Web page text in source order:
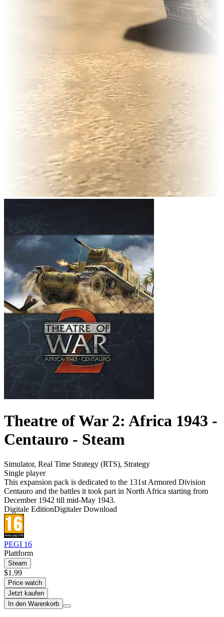
Theatre of War 2: Africa 1943 -
Centauro - Steam
Simulator, Real Time Strategy (RTS), Strategy
Single player
This expansion pack is dedicated to the 131st Armored Division
Centauro and the battles it took part in North Africa starting from
December 1942 till mid-May 1943.
Digitale EditionDigitaler Download
PEGI 16
Plattform
Steam
$1.99
Price watch
Jetzt kaufen
In den Warenkorb